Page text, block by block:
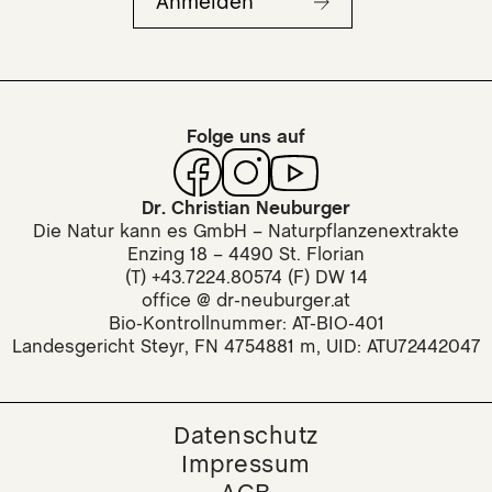
Folge uns auf
Dr. Christian Neuburger
Die Natur kann es GmbH – Naturpflanzenextrakte
Enzing 18 – 4490 St. Florian
(T) +43.7224.80574 (F) DW 14
office @ dr-neuburger.at
Bio-Kontrollnummer: AT-BIO-401
Landesgericht Steyr, FN 4754881 m, UID: ATU72442047
Datenschutz
Impressum